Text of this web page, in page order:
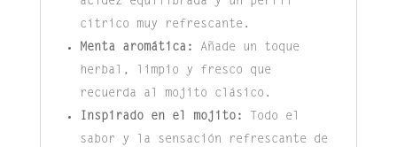
cítrico muy refrescante.
Menta aromática:
Añade un toque
herbal, limpio y fresco que
recuerda al mojito clásico.
Inspirado en el mojito:
Todo el
sabor y la sensación refrescante de